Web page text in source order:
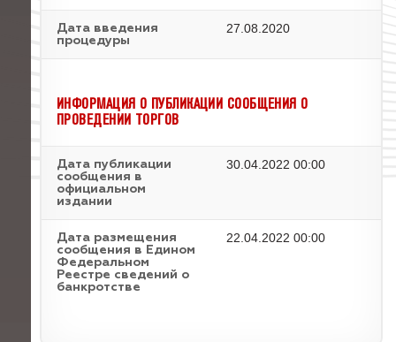
Дата введения
процедуры
27.08.2020
ИНФОРМАЦИЯ О ПУБЛИКАЦИИ СООБЩЕНИЯ О
ПРОВЕДЕНИИ ТОРГОВ
Дата публикации
сообщения в
официальном
издании
30.04.2022 00:00
Дата размещения
сообщения в Едином
Федеральном
Реестре сведений о
банкротстве
22.04.2022 00:00